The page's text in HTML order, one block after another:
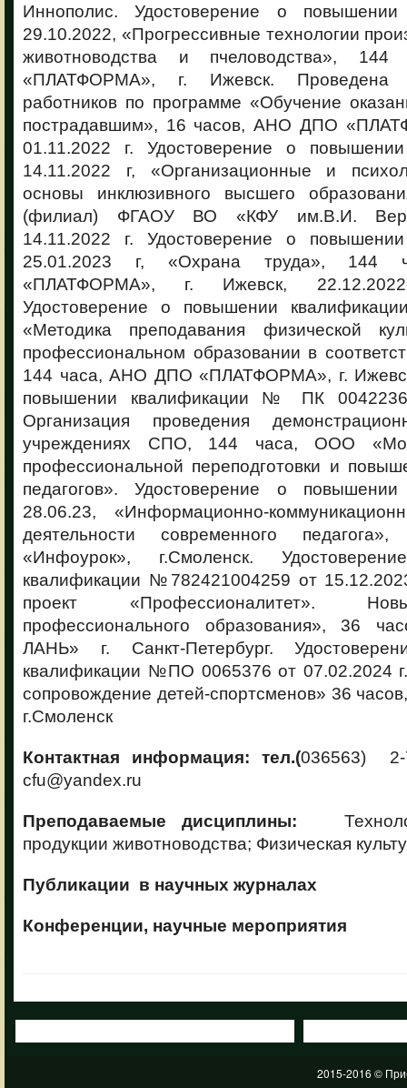
Иннополис. Удостоверение о
29.10.2022, «Прогрессивные технологии
животноводства и пчеловодства»,
«ПЛАТФОРМА», г. Ижевск. Проведена
работников по программе «Обучение
пострадавшим», 16 часов, АНО ДПО
01.11.2022 г. Удостоверение о
14.11.2022 г, «Организационные и
основы инклюзивного высшего
(филиал) ФГАОУ ВО «КФУ им.В.И.
14.11.2022 г. Удостоверение о
25.01.2023 г, «Охрана труда»,
«ПЛАТФОРМА», г. Ижевск,
Удостоверение о повышении
«Методика преподавания физической
профессиональном образовании в
144 часа, АНО ДПО «ПЛАТФОРМА», г.
повышении квалификации № ПК
Организация проведения
учреждениях СПО, 144 часа, ООО
профессиональной переподготовки и
педагогов». Удостоверение о
28.06.23, «Информационно-
деятельности современного
«Инфоурок», г.Смоленск.
квалификации №782421004259 от
проект «Профессионалитет».
профессионального образования», 36
ЛАНЬ» г. Санкт-Петербург.
квалификации №ПО 0065376 от 07.02.2024
сопровождение детей-спортсменов» 36
г.Смоленск
Контактная информация: тел.(036563)
cfu@yandex.ru
Преподаваемые дисциплины:
продукции животноводства; Физическая
Публикации в научных журналах
Конференции, научные мероприятия
2015-2016 ©